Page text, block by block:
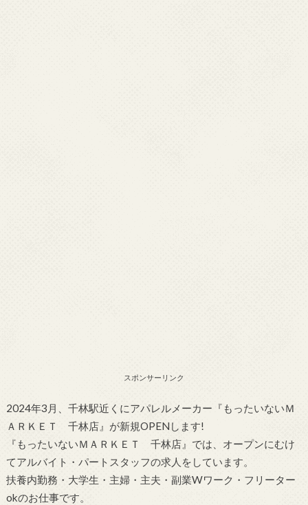
スポンサーリンク
2024年3月、千林駅近くにアパレルメーカー『もったいないＭ
ＡＲＫＥＴ 千林店』が新規OPENします!
『もったいないＭＡＲＫＥＴ 千林店』では、オープンにむけ
てアルバイト・パートスタッフの求人をしています。
扶養内勤務・大学生・主婦・主夫・副業Wワーク・フリーター
okのお仕事です。